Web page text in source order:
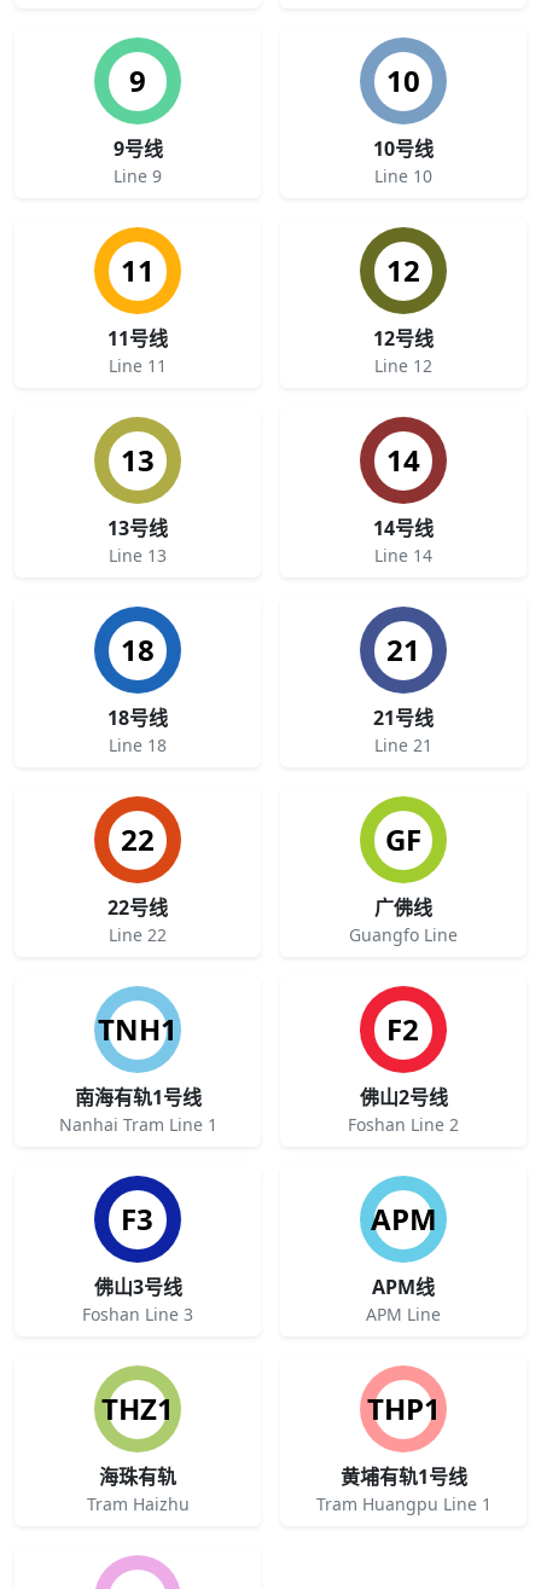
9
9号线
Line 9
10
10号线
Line 10
11
11号线
Line 11
12
12号线
Line 12
13
13号线
Line 13
14
14号线
Line 14
18
18号线
Line 18
21
21号线
Line 21
22
22号线
Line 22
GF
广佛线
Guangfo Line
TNH1
南海有轨1号线
Nanhai Tram Line 1
F2
佛山2号线
Foshan Line 2
F3
佛山3号线
Foshan Line 3
APM
APM线
APM Line
THZ1
海珠有轨
Tram Haizhu
THP1
黄埔有轨1号线
Tram Huangpu Line 1